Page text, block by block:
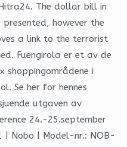
The dollar bill in
however the
a link to the terrorist
Fuengirola er et av de
shoppingområdene i
Se her for hennes
utgaven av
24.-25.september
| Nobo | Model-nr.: NOB-